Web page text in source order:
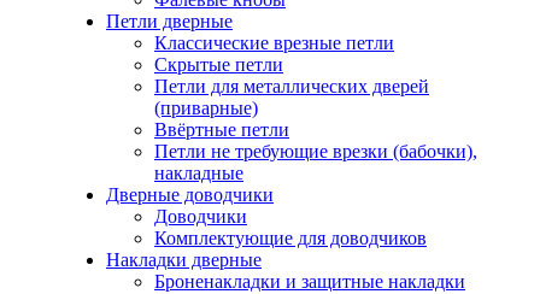
Петли дверные
Классические врезные петли
Скрытые петли
Петли для металлических дверей
(приварные)
Ввёртные петли
Петли не требующие врезки (бабочки),
накладные
Дверные доводчики
Доводчики
Комплектующие для доводчиков
Накладки дверные
Броненакладки и защитные накладки